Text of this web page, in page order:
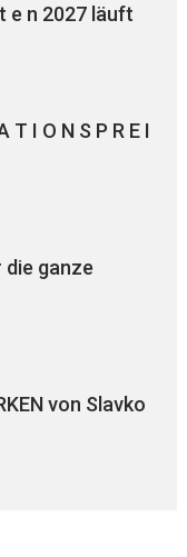
e n 2027 läuft
T I O N S P R E I
die ganze
von Slavko